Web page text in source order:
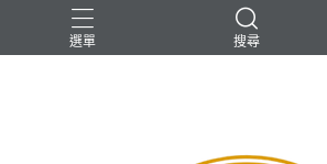
選單 搜尋